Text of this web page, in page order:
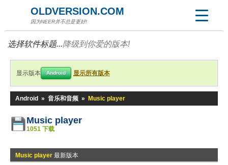
OLDVERSION.COM
因为NEER并不总是更好!
选择软件标题...降级到你爱的版本!
显示版本 Android 显示所有版本
Android » 音乐和音频 » Music player
Music player
1051 下载
Music player 最新版本